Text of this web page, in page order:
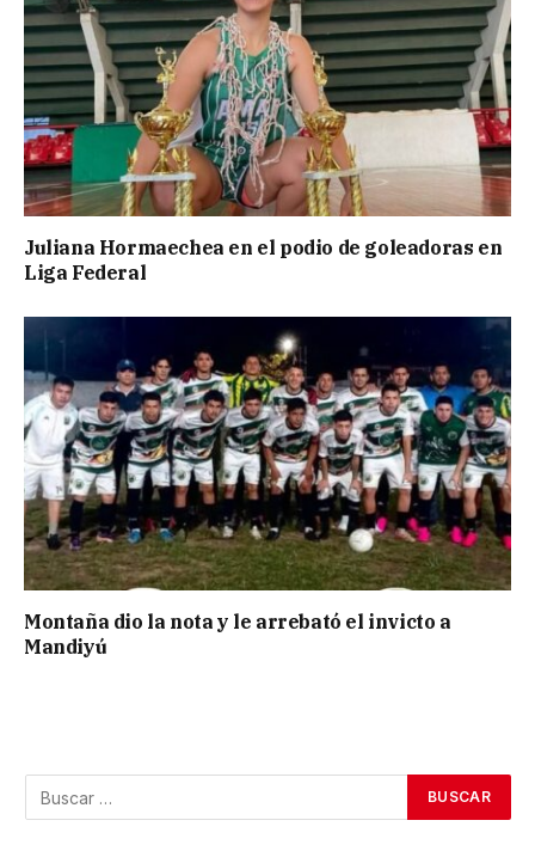
Juliana Hormaechea en el podio de goleadoras en
Liga Federal
Montaña dio la nota y le arrebató el invicto a
Mandiyú